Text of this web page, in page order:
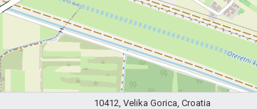
10412, Velika Gorica, Croatia